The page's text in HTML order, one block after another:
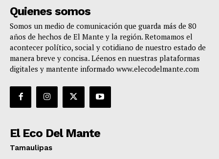
Quienes somos
Somos un medio de comunicación que guarda más de 80
años de hechos de El Mante y la región. Retomamos el
acontecer político, social y cotidiano de nuestro estado de
manera breve y concisa. Léenos en nuestras plataformas
digitales y mantente informado www.elecodelmante.com
El Eco Del Mante
Tamaulipas